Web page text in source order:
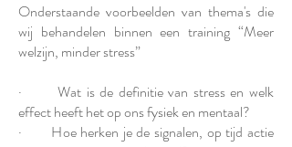
Onderstaande voorbeelden van thema's die
wij behandelen binnen een training “Meer
welzijn, minder stress”
· Wat is de definitie van stress en welk
effect heeft het op ons fysiek en mentaal?
· Hoe herken je de signalen, op tijd actie